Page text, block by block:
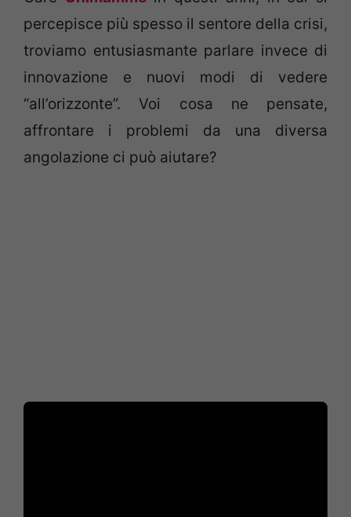
percepisce più spesso il sentore della crisi,
troviamo entusiasmante parlare invece di
innovazione e nuovi modi di vedere
“all’orizzonte”. Voi cosa ne pensate,
affrontare i problemi da una diversa
angolazione ci può aiutare?